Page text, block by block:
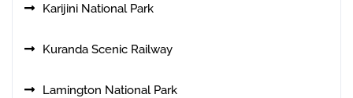
Karijini National Park
Kuranda Scenic Railway
Lamington National Park